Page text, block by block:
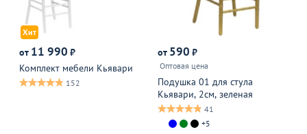
Хит
от 11 990 ₽
Комплект мебели Кьявари
152
от 590 ₽
Оптовая цена
Подушка 01 для стула
Кьявари, 2см, зеленая
41
+5